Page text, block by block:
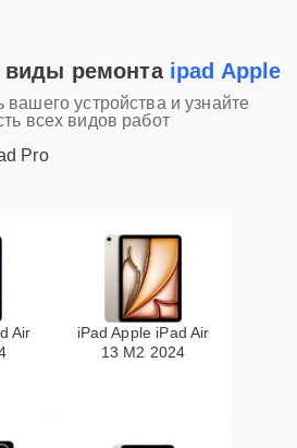
виды ремонта ipad Apple
устройства и узнайте
всех видов работ
Pro
Air
iPad Apple iPad Air
13 M2 2024